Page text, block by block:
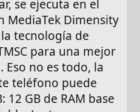
se ejecuta en el
MediaTek Dimensity
tecnología de
para una mejor
Eso no es todo, la
teléfono puede
12 GB de RAM base